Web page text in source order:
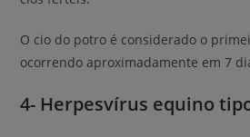
O cio do potro é considerado o
ocorrendo aproximadamente em 7
4- Herpesvírus equino